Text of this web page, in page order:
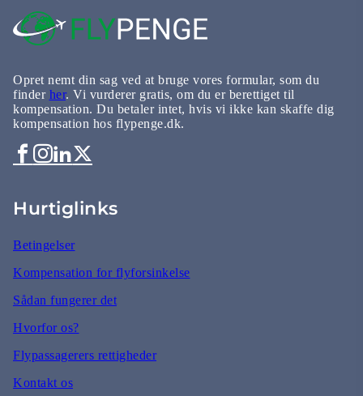
Opret nemt din sag ved at bruge vores formular, som du
finder her. Vi vurderer gratis, om du er berettiget til
kompensation. Du betaler intet, hvis vi ikke kan skaffe dig
kompensation hos flypenge.dk.
Hurtiglinks
Betingelser
Kompensation for flyforsinkelse
Sådan fungerer det
Hvorfor os?
Flypassagerers rettigheder
Kontakt os